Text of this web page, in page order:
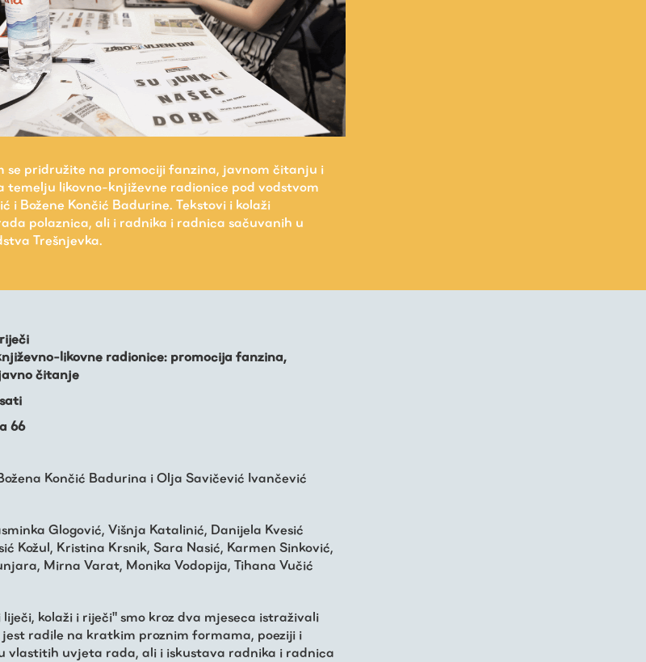
se pridružite na promociji fanzina, javnom čitanju i
temelju likovno-književne radionice pod vodstvom
i Božene Končić Badurine. Tekstovi i kolaži
polaznica, ali i radnika i radnica sačuvanih u
Trešnjevka.
likovne radionice: promocija fanzina,
čitanje
66
Končić Badurina i Olja Savičević Ivančević
Glogović, Višnja Katalinić, Danijela Kvesić
Kožul, Kristina Krsnik, Sara Nasić, Karmen Sinković,
Mirna Varat, Monika Vodopija, Tihana Vučić
kolaži i riječi" smo kroz dva mjeseca istraživali
radile na kratkim proznim formama, poeziji i
vlastitih uvjeta rada, ali i iskustava radnika i radnica